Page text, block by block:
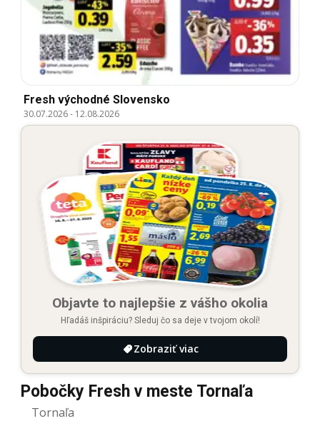
Fresh východné Slovensko
30.07.2026- 12.08.2026
Objavte to najlepšie z vášho okolia
Hľadáš inšpiráciu? Sleduj čo sa deje v tvojom okolí!
Zobraziť viac
Pobočky Fresh v meste Tornaľa
Tornaľa